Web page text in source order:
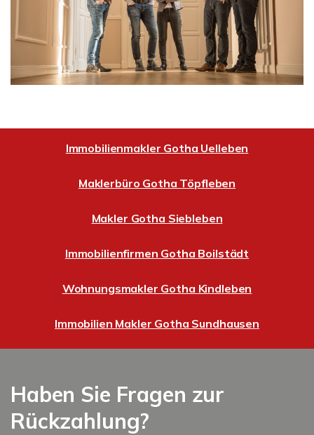
Immobilienmakler Gotha Uelleben
Maklerbüro Gotha Töpfleben
Makler Gotha Siebleben
Immobilienfirmen Gotha Boilstädt
Wohnungsmakler Gotha Kindleben
Immobilien Makler Gotha Sundhausen
Haben Sie Fragen zur
Rückzahlung?